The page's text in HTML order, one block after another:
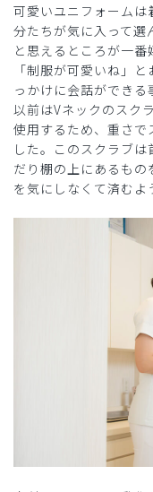
可愛いユニフォームは
分たちが気に入って選
と思えるところが一
「制服が可愛いね」
っかけに会話ができる
以前はVネックのスク
使用するため、重さで
した。このスクラブ
だり棚の上にあるもの
を気にしなくて済むよ